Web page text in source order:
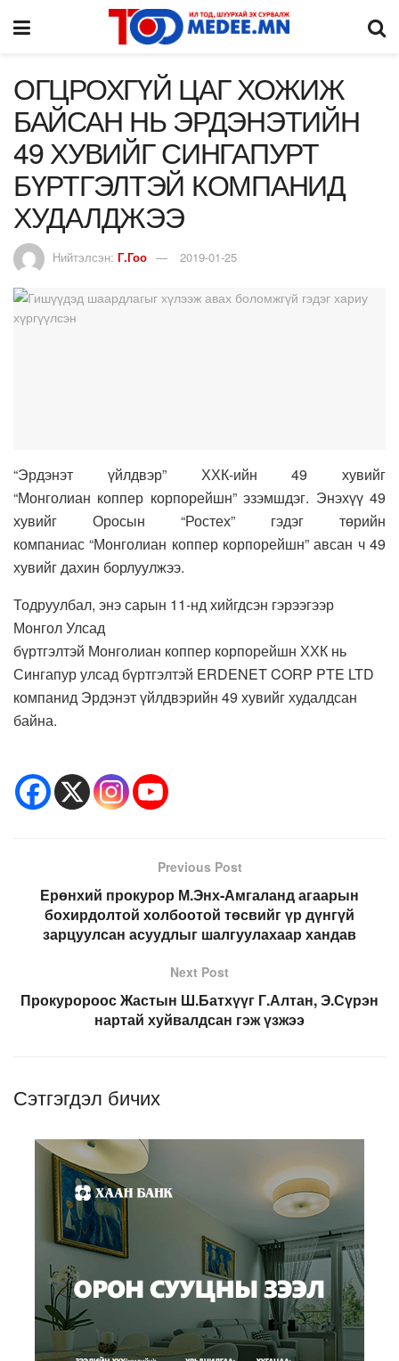
ОГЦРОХГҮЙ ЦАГ ХОЖИЖ
БАЙСАН НЬ ЭРДЭНЭТИЙН
49 ХУВИЙГ СИНГАПУРТ
БҮРТГЭЛТЭЙ КОМПАНИД
ХУДАЛДЖЭЭ
Нийтэлсэн: Г.Гоо 2019-01-25
“Эрдэнэт үйлдвэр” ХХК-ийн 49 хувийг
“Монголиан коппер корпорейшн” эзэмшдэг. Энэхүү 49
хувийг Оросын “Ростех” гэдэг төрийн
компаниас “Монголиан коппер корпорейшн” авсан ч 49
хувийг дахин борлуулжээ.
Тодруулбал, энэ сарын 11-нд хийгдсэн гэрээгээр
Монгол Улсад
бүртгэлтэй Монголиан коппер корпорейшн ХХК нь
Сингапур улсад бүртгэлтэй ERDENET CORP PTE LTD
компанид Эрдэнэт үйлдвэрийн 49 хувийг худалдсан
байна.
Previous Post
Ерөнхий прокурор М.Энх-Амгаланд агаарын
бохирдолтой холбоотой төсвийг үр дүнгүй
зарцуулсан асуудлыг шалгуулахаар хандав
Next Post
Прокуророос Жастын Ш.Батхүүг Г.Алтан, Э.Сүрэн
нартай хуйвалдсан гэж үзжээ
Сэтгэгдэл бичих